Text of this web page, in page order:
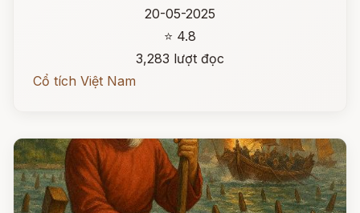
20-05-2025
⭐ 4.8
3,283 lượt đọc
Cổ tích Việt Nam